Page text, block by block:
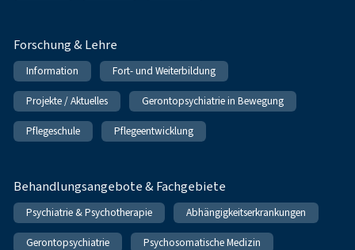
Forschung & Lehre
Information Fort- und Weiterbildung
Projekte / Aktuelles Gerontopsychiatrie in Bewegung
Pflegeschule Pflegeentwicklung
Behandlungsangebote & Fachgebiete
Psychiatrie & Psychotherapie Abhängigkeitserkrankungen
Gerontopsychiatrie Psychosomatische Medizin